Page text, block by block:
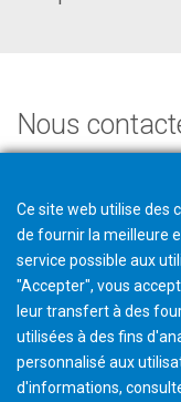
Nous
Ce site web utilise des
de fournir la meilleure
service possible aux
"Accepter", vous
leur transfert à des
utilisées à des fins
personnalisé aux
d'informations,